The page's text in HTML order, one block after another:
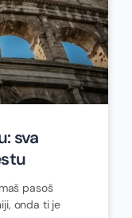
sva
pasoš
onda ti je